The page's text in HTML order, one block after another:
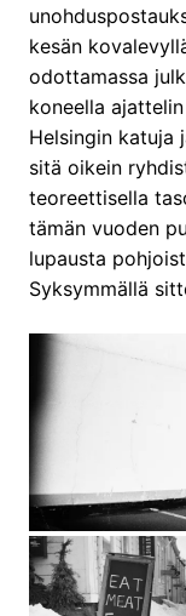
kesän
odottamassa
koneella
Helsingin katuja
sitä oikein
teoreettisella
tämän vuoden
lupausta
Syksymmällä